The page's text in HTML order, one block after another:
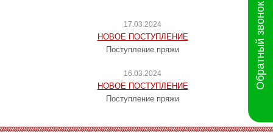
17.03.2024
НОВОЕ ПОСТУПЛЕНИЕ
Поступление пряжи
16.03.2024
НОВОЕ ПОСТУПЛЕНИЕ
Поступление пряжи
Обратный звонок